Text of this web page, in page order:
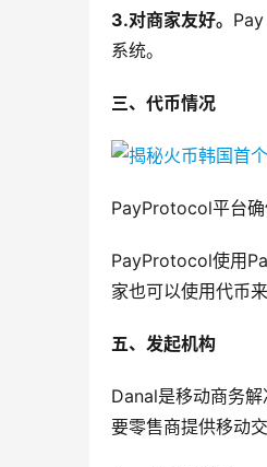
3.对商家友好。
系统。
三、代币情况
PayProtocol平台确
PayProtocol使用
家也可以使用代币
五、发起机构
Danal是移动商务
要零售商提供移动